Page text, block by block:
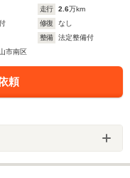
走行 2.6万km
修復
なし
整備
法定整備付
市南区
頼